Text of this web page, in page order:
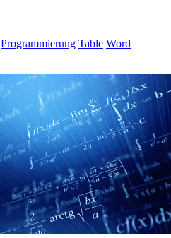
Programmierung Table Word